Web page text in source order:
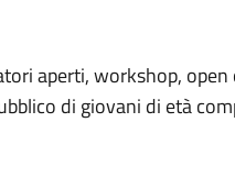
aperti, workshop,
di giovani di età